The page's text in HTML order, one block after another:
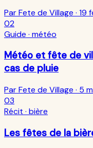
Par Fete de Village · 19
02
Guide · météo
Météo et fête de
cas de pluie
Par Fete de Village · 5
03
Récit · bière
Les fêtes de la